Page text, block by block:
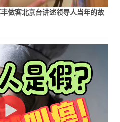
做客北京台讲述领导人当年的故